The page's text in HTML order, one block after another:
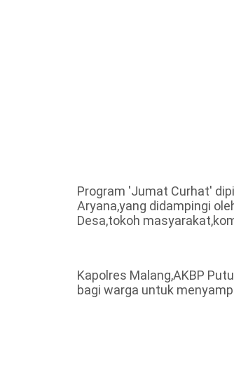
Program 'Jumat Curhat'
Aryana,yang didampingi
Desa,tokoh
Kapolres Malang,AKBP
bagi warga untuk